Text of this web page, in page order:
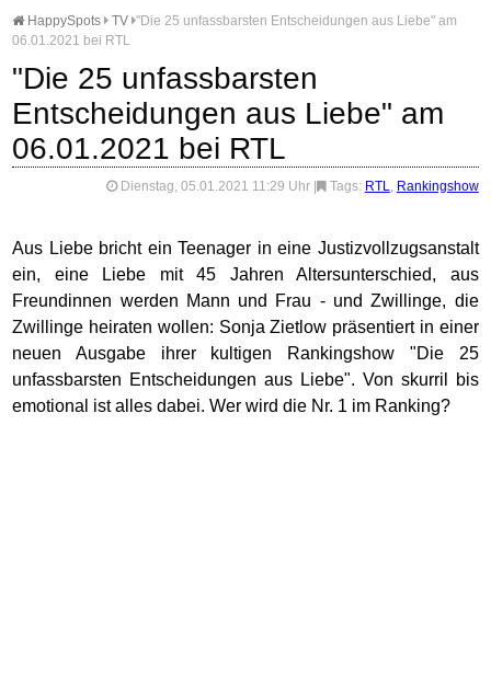
HappySpots TV "Die 25 unfassbarsten Entscheidungen aus Liebe" am
06.01.2021 bei RTL
"Die 25 unfassbarsten
Entscheidungen aus Liebe" am
06.01.2021 bei RTL
Dienstag, 05.01.2021 11:29 Uhr Tags: RTL, Rankingshow
Aus Liebe bricht ein Teenager in eine Justizvollzugsanstalt
ein, eine Liebe mit 45 Jahren Altersunterschied, aus
Freundinnen werden Mann und Frau - und Zwillinge, die
Zwillinge heiraten wollen: Sonja Zietlow präsentiert in einer
neuen Ausgabe ihrer kultigen Rankingshow "Die 25
unfassbarsten Entscheidungen aus Liebe". Von skurril bis
emotional ist alles dabei. Wer wird die Nr. 1 im Ranking?